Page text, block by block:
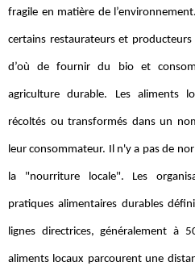
fragile en matière de
certains restaurateurs et
d’où de fournir du bio et
agriculture durable. Les aliments
récoltés ou transformés dans un
leur consommateur. Il n'y a pas de
la "nourriture locale". Les
pratiques alimentaires durables
lignes directrices, généralement à
aliments locaux parcourent une